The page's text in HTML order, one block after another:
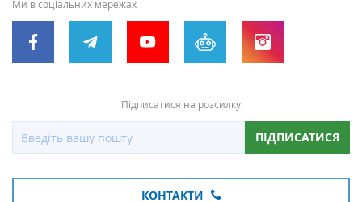
Ми в соціальних мережах
Підписатися на розсилку
ПІДПИСАТИСЯ
КОНТАКТИ